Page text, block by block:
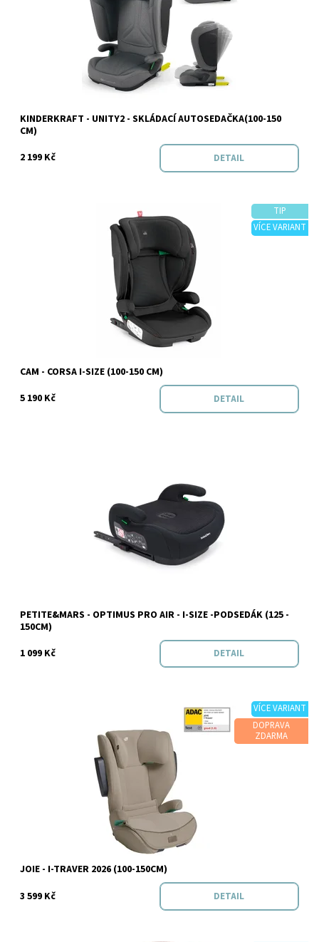
Skladem
KINDERKRAFT - UNITY2 - SKLÁDACÍ AUTOSEDAČKA(100-150
CM)
2 199 Kč
DETAIL
TIP
VÍCE VARIANT
Na objednávku
Cam
CAM - CORSA I-SIZE (100-150 CM)
5 190 Kč
DETAIL
Skladem
Značka: PETITE&MARS
PETITE&MARS - OPTIMUS PRO AIR - I-SIZE -PODSEDÁK (125 -
150CM)
1 099 Kč
DETAIL
VÍCE VARIANT
DOPRAVA
ZDARMA
Značka:
JOIE - I-TRAVER 2026 (100-150CM)
3 599 Kč
DETAIL